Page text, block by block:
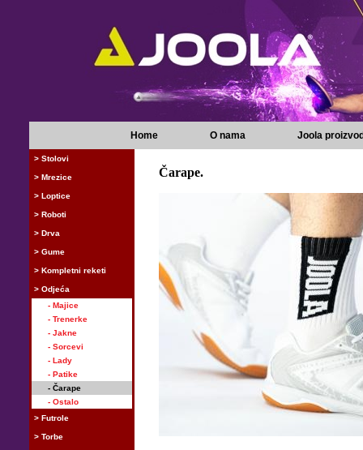
Home O nama Joola
> Stolovi
> Mrezice
> Loptice
> Roboti
> Drva
> Gume
> Kompletni reketi
> Odjeća
- Majice
- Trenerke
- Jakne
- Sorcevi
- Lady
- Patike
- Čarape
- Ostalo
> Futrole
> Torbe
Čarape.